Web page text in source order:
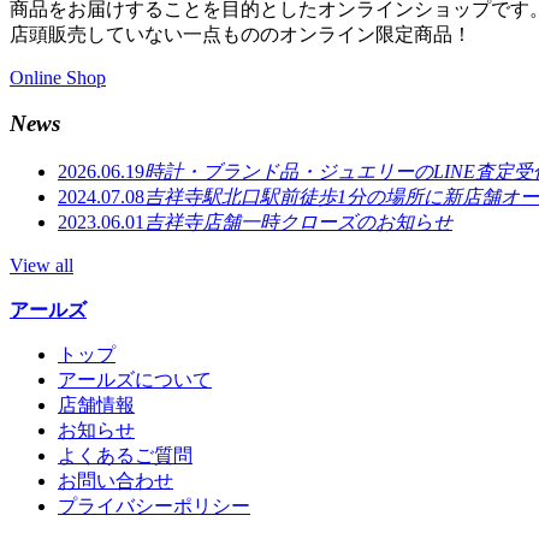
商品をお届けすることを目的としたオンラインショップです。
店頭販売していない一点もののオンライン限定商品！
Online Shop
News
2026.06.19時計・ブランド品・ジュエリーのLINE査定
2024.07.08吉祥寺駅北口駅前徒歩1分の場所に新店舗オー
2023.06.01 吉祥寺店舗一時クローズのお知らせ
View all
アールズ
トップ
アールズについて
店舗情報
お知らせ
よくあるご質問
お問い合わせ
プライバシーポリシー